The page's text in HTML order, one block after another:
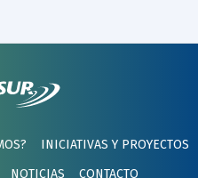
INICIATIVAS Y PROYECTOS
NOTICIAS CONTACTO